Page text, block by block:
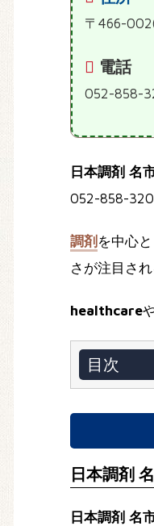
〒466-
電話
052-858-
日本調剤 名
052-858-
調剤 を中心
さが注目さ
healthcare
目次
日本調剤
日本調剤 名